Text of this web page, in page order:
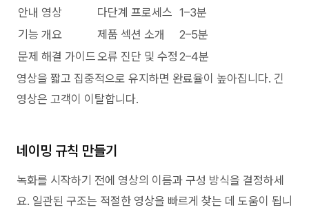
안내 영상
다단계 프로세스 1–3분
기능 개요
제품 섹션 소개
2–5분
문제 해결 가이드오류 진단 및 수정 2–4분
영상을 짧고 집중적으로 유지하면 완료율이 높아집니다. 긴
영상은 고객이 이탈합니다.
네이밍 규칙 만들기
녹화를 시작하기 전에 영상의 이름과 구성 방식을 결정하세
요. 일관된 구조는 적절한 영상을 빠르게 찾는 데 도움이 됩니